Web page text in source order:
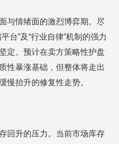
与情绪面的激烈博弈期。尽
台”及“行业自律”机制的强力
定。预计在卖方策略性护盘
性暴涨基础，但整体将走出
慢抬升的修复性走势。
回升的压力。当前市场库存